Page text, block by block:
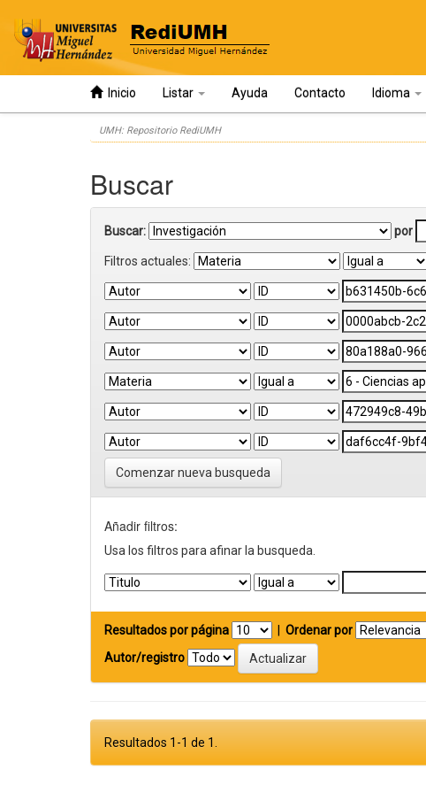
Inicio Listar Ayuda Contacto Idioma
UMH: Repositorio RediUMH
Buscar
Buscar: por
Filtros actuales:
Comenzar nueva busqueda
Añadir filtros:
Usa los filtros para afinar la busqueda.
Resultados por página Ordenar por
Autor/registro
Resultados 1-1 de 1.